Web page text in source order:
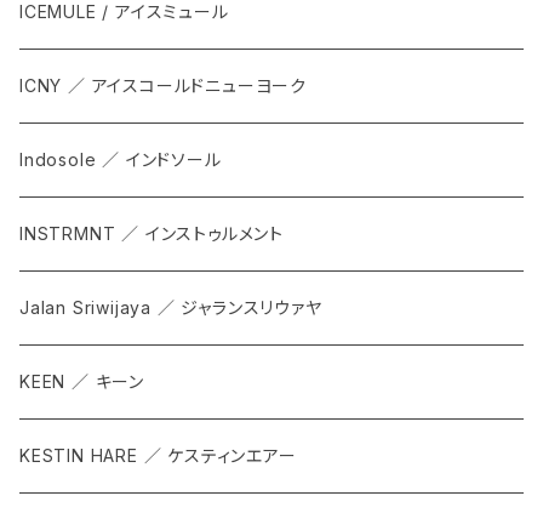
ICEMULE / アイスミュール
ICNY ／ アイスコールドニューヨーク
Indosole ／ インドソール
INSTRMNT ／ インストゥルメント
Jalan Sriwijaya ／ ジャランスリウァヤ
KEEN ／ キーン
KESTIN HARE ／ ケスティンエアー